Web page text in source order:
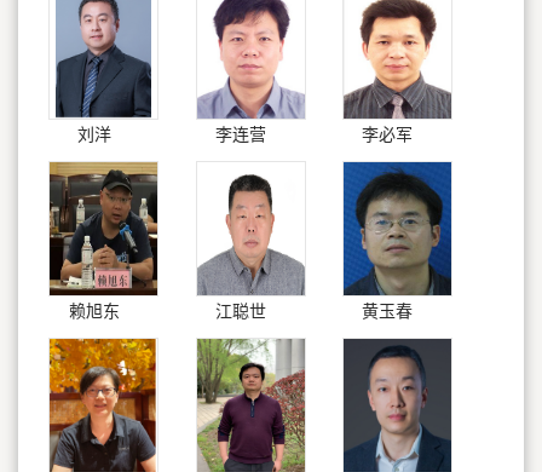
刘洋 李连营 李必军
赖旭东 江聪世 黄玉春